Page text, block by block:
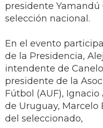
presidente Yamandú
selección nacional.
En el evento
de la Presidencia,
intendente de
presidente de la
Fútbol (AUF),
de Uruguay, Marcelo
del seleccionado,